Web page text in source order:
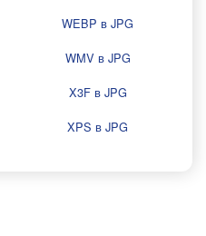
WEBP в JPG
WMV в JPG
X3F в JPG
XPS в JPG